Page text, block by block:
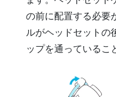
の前に配置する必要
ルがヘッドセットの
ップを通っているこ